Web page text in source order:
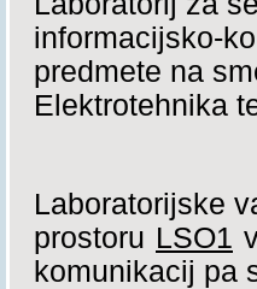
informacijsko-
predmete na
Elektrotehnika
Laboratorijske
prostoru LSO1
komunikacij pa